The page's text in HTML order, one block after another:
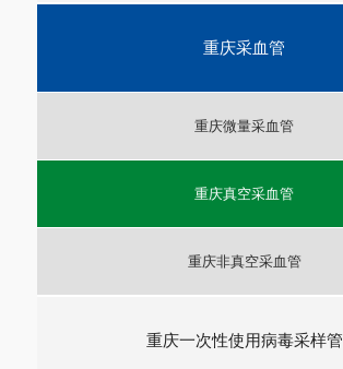
重庆采血管
重庆微量采血管
重庆真空采血管
重庆非真空采血管
重庆一次性使用病毒采样管